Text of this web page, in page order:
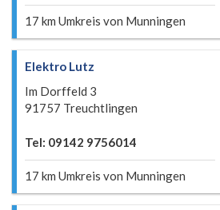
17 km Umkreis von Munningen
Elektro Lutz
Im Dorffeld 3
91757 Treuchtlingen
Tel: 09142 9756014
17 km Umkreis von Munningen